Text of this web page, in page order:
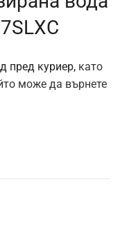
пред куриер, като
може да върнете